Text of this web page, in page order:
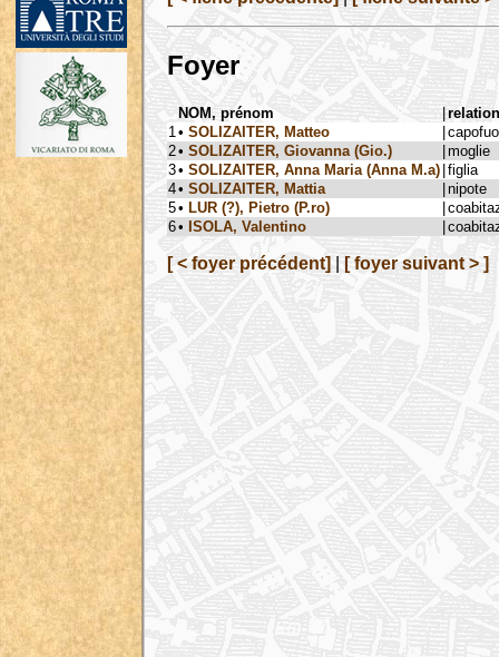
Foyer
NOM, prénom |relation
1 • SOLIZAITER, Matteo |
2• SOLIZAITER, Giovanna (Gio.) |moglie
3• SOLIZAITER, Anna Maria (Anna M.a) |figlia
4• SOLIZAITER, Mattia |nipote
5• LUR (?), Pietro (P.ro) |
6• ISOLA, Valentino |
[ < foyer précédent] [ foyer suivant > ]